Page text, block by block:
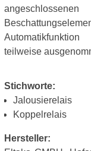
teilweise
Stichworte:
Jalousierelais
Koppelrelais
Hersteller: